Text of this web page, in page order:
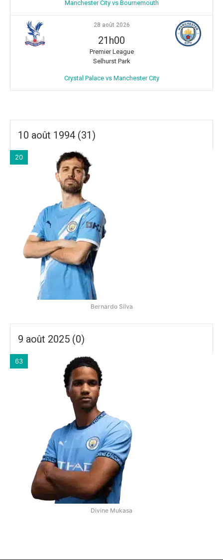
Manchester City vs Bournemouth
28 août 2026
21h00
Premier League
Selhurst Park
Crystal Palace vs Manchester City
10 août 1994 (31)
20
Bernardo Silva
9 août 2025 (0)
63
Divine Mukasa